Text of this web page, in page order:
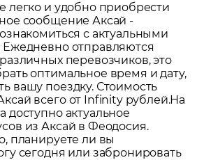
легко и удобно приобрести
сообщениеАксай -
с актуальными
отправляются
перевозчиков, это
оптимальное время и дату,
вашу поездку. Стоимость
всего от Infinity рублей.На
доступно актуальное
изАксай в Феодосия.
планируете ли вы
сегодня или забронировать